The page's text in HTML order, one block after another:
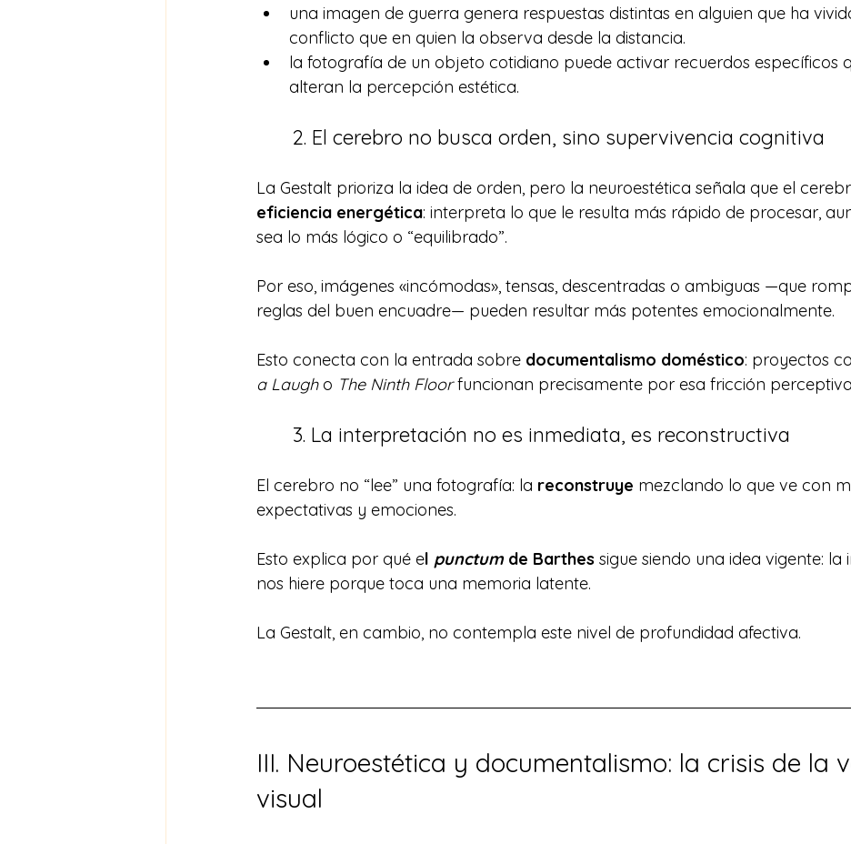
una imagen de guerra genera respuestas distintas en alguien que ha
conflicto que en quien la observa desde la distancia.
la fotografía de un objeto cotidiano puede activar recuerdos específicos
alteran la percepción estética.
2. El cerebro no busca orden, sino supervivencia cognitiva
La Gestalt prioriza la idea de orden, pero la neuroestética señala que el
eficiencia energética: interpreta lo que le resulta más rápido de procesar,
sea lo más lógico o “equilibrado”.
Por eso, imágenes «incómodas», tensas, descentradas o ambiguas —que
reglas del buen encuadre— pueden resultar más potentes emocionalmente.
Esto conecta con la entrada sobre documentalismo doméstico: proyectos
a Laugh o The Ninth Floor funcionan precisamente por esa fricción
3. La interpretación no es inmediata, es reconstructiva
El cerebro no “lee” una fotografía: la reconstruye mezclando lo que ve con
expectativas y emociones.
Esto explica por qué el punctum de Barthes sigue siendo una idea vigente: la
nos hiere porque toca una memoria latente.
La Gestalt, en cambio, no contempla este nivel de profundidad afectiva.
III. Neuroestética y documentalismo: la crisis de la
visual